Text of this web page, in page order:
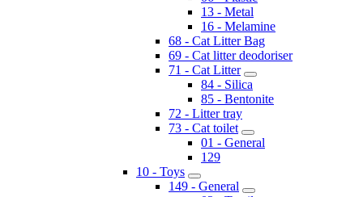
13 - Metal
16 - Melamine
68 - Cat Litter Bag
69 - Cat litter deodoriser
71 - Cat Litter
84 - Silica
85 - Bentonite
72 - Litter tray
73 - Cat toilet
01 - General
129
10 - Toys
149 - General